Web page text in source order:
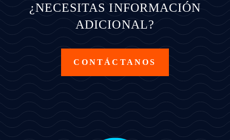
¿NECESITAS INFORMACIÓN
ADICIONAL?
CONTÁCTANOS